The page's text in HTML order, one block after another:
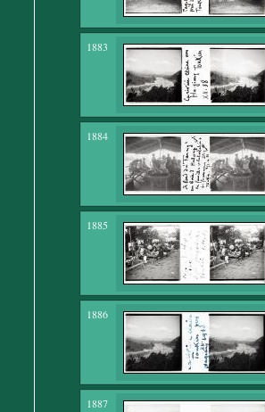
1883
1884
1885
1886
1887